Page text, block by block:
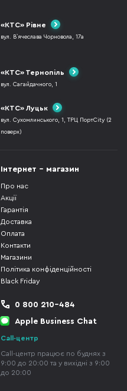
«КТС» Рівне
вул. В`ячеслава Чорновола, 17а
«КТС» Тернопіль
вул. Сагайдачного, 1
«КТС» Луцьк
вул. Сухомлинського, 1, ТРЦ ПортCity (2
поверх)
Інтернет - магазин
Про нас
Акції
Гарантія
Доставка
Оплата
Контакти
Магазини
Політика конфіденційності
Black Friday
0 800 210-484
Apple Business Chat
Call-центр
Call-центр працює по буднях з
9:00 до 20:00 та у вихідні з 9:00
до 20:00